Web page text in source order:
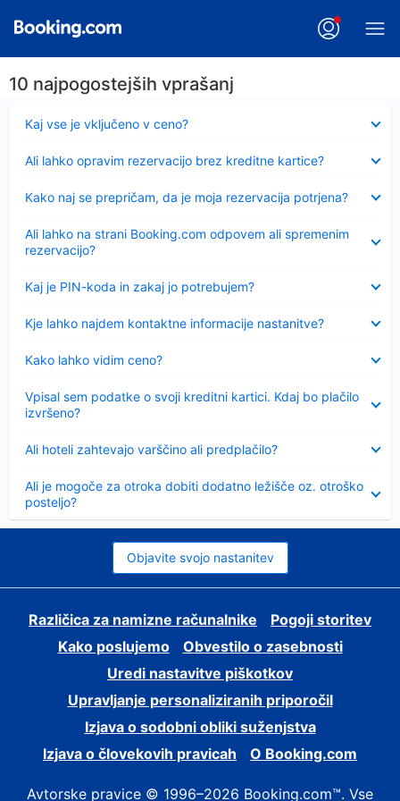
10 najpogostejših vprašanj
Kaj vse je vključeno v ceno?
Ali lahko opravim rezervacijo brez kreditne kartice?
Kako naj se prepričam, da je moja rezervacija potrjena?
Ali lahko na strani Booking.com odpovem ali spremenim
rezervacijo?
Kaj je PIN-koda in zakaj jo potrebujem?
Kje lahko najdem kontaktne informacije nastanitve?
Kako lahko vidim ceno?
Vpisal sem podatke o svoji kreditni kartici. Kdaj bo plačilo
izvršeno?
Ali hoteli zahtevajo varščino ali predplačilo?
Ali je mogoče za otroka dobiti dodatno ležišče oz. otroško
posteljo?
Objavite svojo nastanitev
Različica za namizne računalnike
Pogoji storitev
Kako poslujemo
Obvestilo o zasebnosti
Uredi nastavitve piškotkov
Upravljanje personaliziranih priporočil
Izjava o sodobni obliki suženjstva
Izjava o človekovih pravicah
O Booking.com
Avtorske pravice © 1996–2026 Booking.com™. Vse